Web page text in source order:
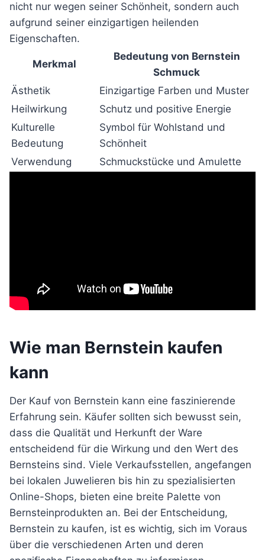
nicht nur wegen seiner Schönheit, sondern auch
aufgrund seiner einzigartigen heilenden
Eigenschaften.
Merkmal
Bedeutung von Bernstein
Schmuck
Ästhetik
Einzigartige Farben und Muster
Heilwirkung
Schutz und positive Energie
Kulturelle
Bedeutung
Symbol für Wohlstand und
Schönheit
Verwendung
Schmuckstücke und Amulette
Wie man Bernstein kaufen
kann
Der Kauf von Bernstein kann eine faszinierende
Erfahrung sein. Käufer sollten sich bewusst sein,
dass die Qualität und Herkunft der Ware
entscheidend für die Wirkung und den Wert des
Bernsteins sind. Viele Verkaufsstellen, angefangen
bei lokalen Juwelieren bis hin zu spezialisierten
Online-Shops, bieten eine breite Palette von
Bernsteinprodukten an. Bei der Entscheidung,
Bernstein zu kaufen, ist es wichtig, sich im Voraus
über die verschiedenen Arten und deren